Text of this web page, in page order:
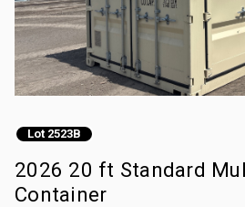
Lot 2523B
2026 20 ft Standard
Container